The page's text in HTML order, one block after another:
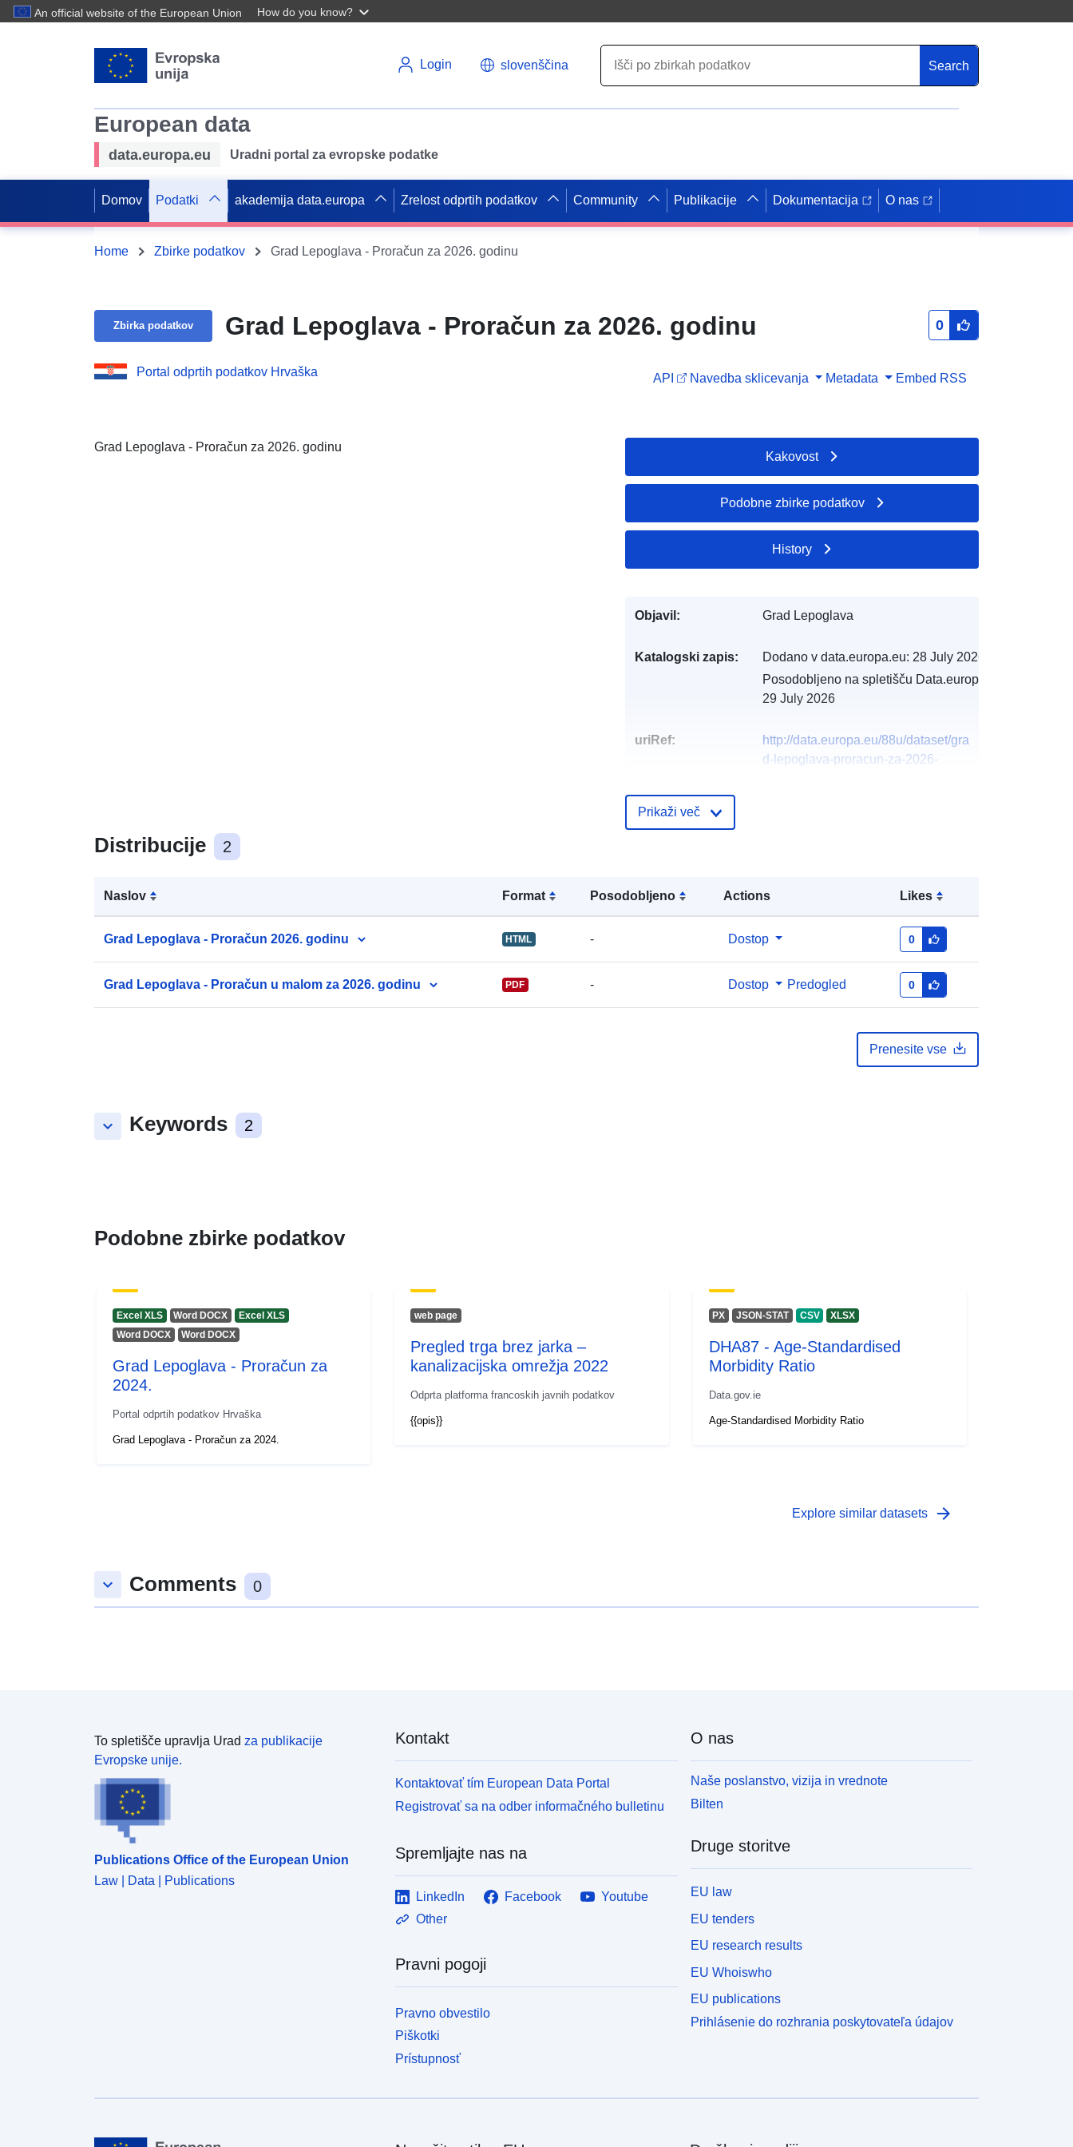
An official website of the European Union How do you know?
Login slovenščina Search
European data
data.europa.eu Uradni portal za evropske podatke
Domov Podatki akademija data.europa Zrelost odprtih podatkov Community Publikacije Dokumentacija O nas
Home Zbirke podatkov Grad Lepoglava - Proračun za 2026. godinu
Zbirka podatkov Grad Lepoglava - Proračun za 2026. godinu 0
Portal odprtih podatkov Hrvaška API Navedba sklicevanja Metadata Embed RSS
Grad Lepoglava - Proračun za 2026. godinu
Distribucije 2
Naslov Format Posodobljeno Actions Likes
Grad Lepoglava - Proračun 2026. godinu HTML - Dostop 0
Grad Lepoglava - Proračun u malom za 2026. godinu PDF - Dostop Predogled 0
Prenesite vse
keyboard_arrow_down Keywords 2
Kakovost
Podobne zbirke podatkov
History
Objavil: Grad Lepoglava
Katalogski zapis: Dodano v data.europa.eu: 28 July 2026
Posodobljeno na spletišču Data.europa.eu:
29 July 2026
uriRef:
http://data.europa.eu/88u/dataset/gra
d-lepoglava-proracun-za-2026-
Prikaži več
Podobne zbirke podatkov
Excel XLS Word DOCX
Excel XLS
Word DOCX
Word DOCX
Grad Lepoglava - Proračun za
2024.
Portal odprtih podatkov Hrvaška
Grad Lepoglava - Proračun za 2024.
web page
Pregled trga brez jarka –
kanalizacijska omrežja 2022
Odprta platforma francoskih javnih podatkov
{{opis}}
PX JSON-STAT CSV XLSX
DHA87 - Age-Standardised
Morbidity Ratio
Data.gov.ie
Age-Standardised Morbidity Ratio
Explore similar datasets arrow_forward
keyboard_arrow_down Comments 0
To spletišče upravlja Urad za publikacije
Evropske unije.
Publications Office of the European Union
Law | Data | Publications
Kontakt
Kontaktovať tím European Data Portal
Registrovať sa na odber informačného bulletinu
Spremljajte nas na
LinkedIn Facebook
Youtube
Other
Pravni pogoji
Pravno obvestilo
Piškotki
Prístupnosť
O nas
Naše poslanstvo, vizija in vrednote
Bilten
Druge storitve
EU law
EU tenders
EU research results
EU Whoiswho
EU publications
Prihlásenie do rozhrania poskytovateľa údajov